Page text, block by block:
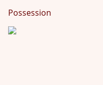
Possession